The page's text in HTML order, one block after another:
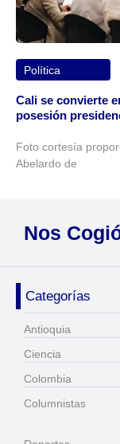
Política
Cali se convierte
posesión
Foto cortesía
Abelardo de
Nos
Categorías
Antioquia
Ciencia
Colombia
Columnistas